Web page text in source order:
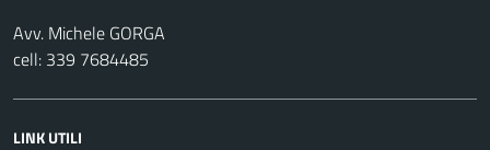
Avv. Michele GORGA
cell: 339 7684485
LINK UTILI